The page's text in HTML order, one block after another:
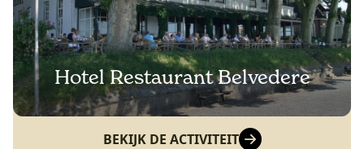
Hotel Restaurant Belvedere
BEKIJK DE ACTIVITEIT